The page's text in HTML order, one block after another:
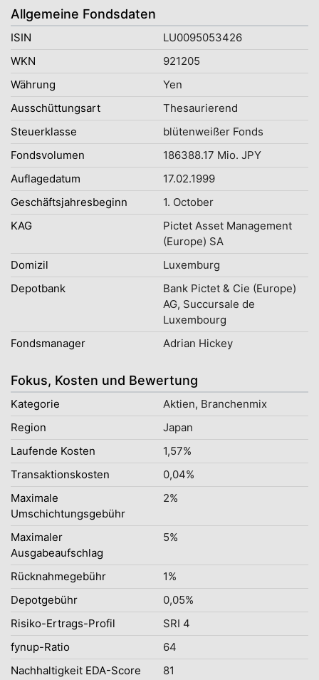
Allgemeine Fondsdaten
ISIN
LU0095053426
WKN
921205
Währung
Yen
Ausschüttungsart
Thesaurierend
Steuerklasse
blütenweißer Fonds
Fondsvolumen
186388.17 Mio. JPY
Auflagedatum
17.02.1999
Geschäftsjahresbeginn
1. October
KAG
Pictet Asset Management
(Europe) SA
Domizil
Luxemburg
Depotbank
Bank Pictet & Cie (Europe)
AG, Succursale de
Luxembourg
Fondsmanager
Adrian Hickey
Fokus, Kosten und Bewertung
Kategorie
Aktien, Branchenmix
Region
Japan
Laufende Kosten
1,57%
Transaktionskosten
0,04%
Maximale
Umschichtungsgebühr
2%
Maximaler
Ausgabeaufschlag
5%
Rücknahmegebühr
1%
Depotgebühr
0,05%
Risiko-Ertrags-Profil
SRI 4
fynup-Ratio
64
Nachhaltigkeit EDA-Score
81